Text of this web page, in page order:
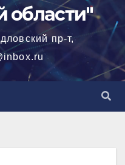
области"
пр-т,